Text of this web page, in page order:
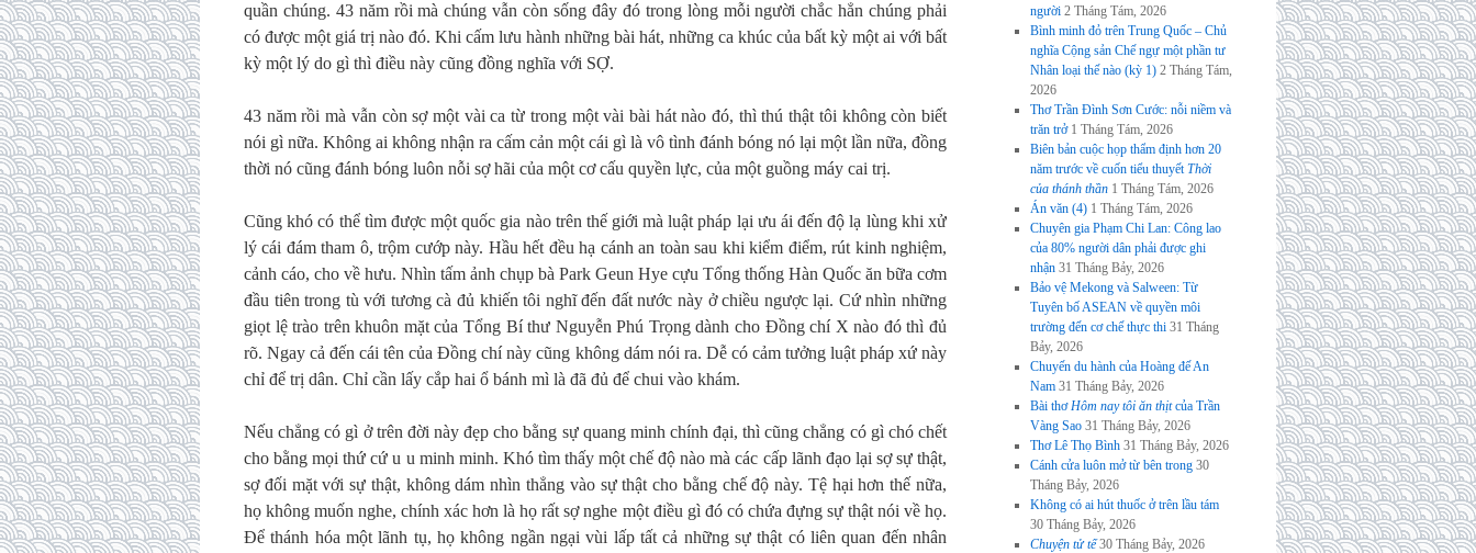
quần chúng. 43 năm rồi mà chúng vẫn còn sống đây đó trong lòng mỗi người chắc hẳn chúng phải
có được một giá trị nào đó. Khi cấm lưu hành những bài hát, những ca khúc của bất kỳ một ai với bất
kỳ một lý do gì thì điều này cũng đồng nghĩa với SỢ.
43 năm rồi mà vẫn còn sợ một vài ca từ trong một vài bài hát nào đó, thì thú thật tôi không còn biết
nói gì nữa. Không ai không nhận ra cấm cản một cái gì là vô tình đánh bóng nó lại một lần nữa, đồng
thời nó cũng đánh bóng luôn nỗi sợ hãi của một cơ cấu quyền lực, của một guồng máy cai trị.
Cũng khó có thể tìm được một quốc gia nào trên thế giới mà luật pháp lại ưu ái đến độ lạ lùng khi xử
lý cái đám tham ô, trộm cướp này. Hầu hết đều hạ cánh an toàn sau khi kiểm điểm, rút kinh nghiệm,
cảnh cáo, cho về hưu. Nhìn tấm ảnh chụp bà Park Geun Hye cựu Tổng thống Hàn Quốc ăn bữa cơm
đầu tiên trong tù với tương cà đủ khiến tôi nghĩ đến đất nước này ở chiều ngược lại. Cứ nhìn những
giọt lệ trào trên khuôn mặt của Tổng Bí thư Nguyễn Phú Trọng dành cho Đồng chí X nào đó thì đủ
rõ. Ngay cả đến cái tên của Đồng chí này cũng không dám nói ra. Dễ có cảm tưởng luật pháp xứ này
chỉ để trị dân. Chỉ cần lấy cắp hai ổ bánh mì là đã đủ để chui vào khám.
Nếu chẳng có gì ở trên đời này đẹp cho bằng sự quang minh chính đại, thì cũng chẳng có gì chó chết
cho bằng mọi thứ cứ u u minh minh. Khó tìm thấy một chế độ nào mà các cấp lãnh đạo lại sợ sự thật,
sợ đối mặt với sự thật, không dám nhìn thẳng vào sự thật cho bằng chế độ này. Tệ hại hơn thế nữa,
họ không muốn nghe, chính xác hơn là họ rất sợ nghe một điều gì đó có chứa đựng sự thật nói về họ.
Để thánh hóa một lãnh tụ, họ không ngần ngại vùi lấp tất cả những sự thật có liên quan đến nhân
người 2 Tháng Tám, 2026
Bình minh đỏ trên Trung Quốc – Chủ
nghĩa Cộng sản Chế ngự một phần tư
Nhân loại thế nào (kỳ 1) 2 Tháng Tám,
2026
Thơ Trần Đình Sơn Cước: nỗi niềm và
trăn trở 1 Tháng Tám, 2026
Biên bản cuộc họp thẩm định hơn 20
năm trước về cuốn tiểu thuyếtThời
của thánh thần 1 Tháng Tám, 2026
Án văn (4) 1 Tháng Tám, 2026
Chuyên gia Phạm Chi Lan: Công lao
của 80% người dân phải được ghi
nhận 31 Tháng Bảy, 2026
Bảo vệ Mekong và Salween: Từ
Tuyên bố ASEAN về quyền môi
trường đến cơ chế thực thi 31 Tháng
Bảy, 2026
Chuyến du hành của Hoàng đế An
Nam 31 Tháng Bảy, 2026
Bài thơHôm nay tôi ăn thịtcủa Trần
Vàng Sao 31 Tháng Bảy, 2026
Thơ Lê Thọ Bình 31 Tháng Bảy, 2026
Cánh cửa luôn mở từ bên trong 30
Tháng Bảy, 2026
Không có ai hút thuốc ở trên lầu tám
30 Tháng Bảy, 2026
Chuyện tử tế 30 Tháng Bảy, 2026